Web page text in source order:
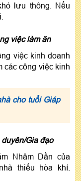
lưu thông. Nếu
việc làm ăn
việc kinh doanh
các công việc kinh
cho tuổi Giáp
Gia đạo
Nhâm Dần của
thiếu hòa khí.